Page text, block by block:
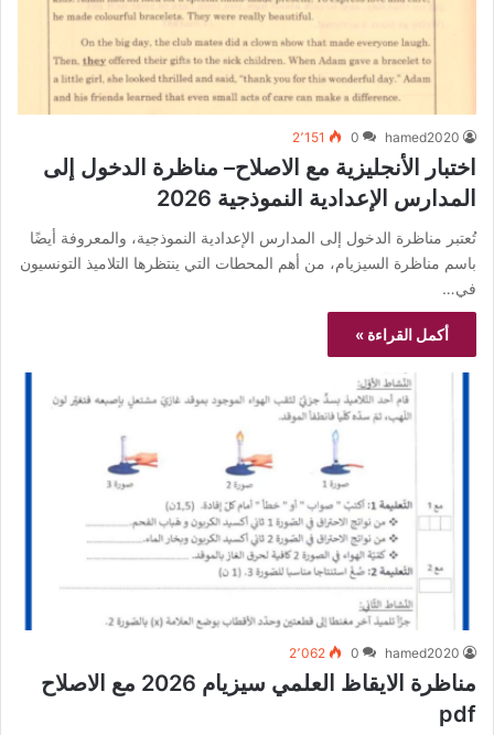
hamed2020
0 2٬151
اختبار الأنجليزية مع الاصلاح– مناظرة الدخول إلى
المدارس الإعدادية النموذجية 2026
تُعتبر مناظرة الدخول إلى المدارس الإعدادية النموذجية، والمعروفة أيضًا
باسم مناظرة السيزيام، من أهم المحطات التي ينتظرها التلاميذ التونسيون
في…
أكمل القراءة »
hamed2020
0 2٬062
مناظرة الايقاظ العلمي سيزيام 2026 مع الاصلاح
pdf